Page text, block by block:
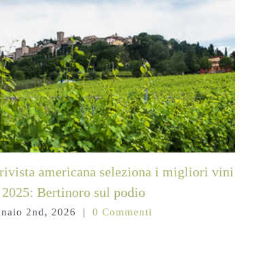
americana seleziona i migliori vini
Bertinoro sul podio
2nd, 2026 | 0 Commenti